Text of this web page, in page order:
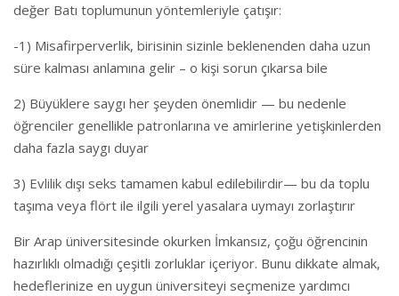
değer Batı toplumunun yöntemleriyle çatışır:
-1) Misafirperverlik, birisinin sizinle beklenenden daha uzun
süre kalması anlamına gelir – o kişi sorun çıkarsa bile
2) Büyüklere saygı her şeyden önemlidir — bu nedenle
öğrenciler genellikle patronlarına ve amirlerine yetişkinlerden
daha fazla saygı duyar
3) Evlilik dışı seks tamamen kabul edilebilirdir— bu da toplu
taşıma veya flört ile ilgili yerel yasalara uymayı zorlaştırır
Bir Arap üniversitesinde okurken İmkansız, çoğu öğrencinin
hazırlıklı olmadığı çeşitli zorluklar içeriyor. Bunu dikkate almak,
hedeflerinize en uygun üniversiteyi seçmenize yardımcı